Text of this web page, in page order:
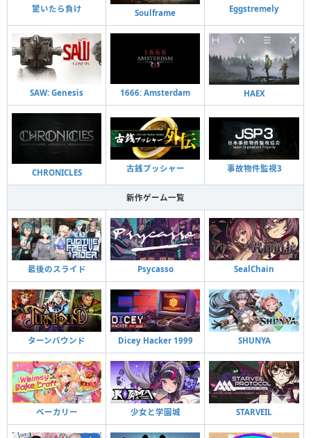
驚いたら負け Soulframe Eggstremely
SAW: Genesis 1666: Amsterdam HAEX
CHRONICLES 古銭プッシャー 事故物件監視3
新作ゲーム一覧
最後のスライド Psycasso SealChain
ターンバウンド Dicey Hacker 1999 SHUNYA
ベーカリー 少女と学園城 STARVEIL